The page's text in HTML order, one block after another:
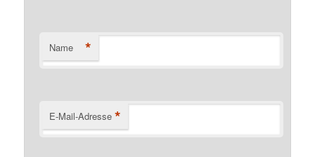
Name *
E-Mail-Adresse *